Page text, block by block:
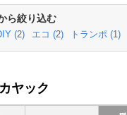
ら絞り込む
(2) エコ (2) トランポ (1)
ヤック